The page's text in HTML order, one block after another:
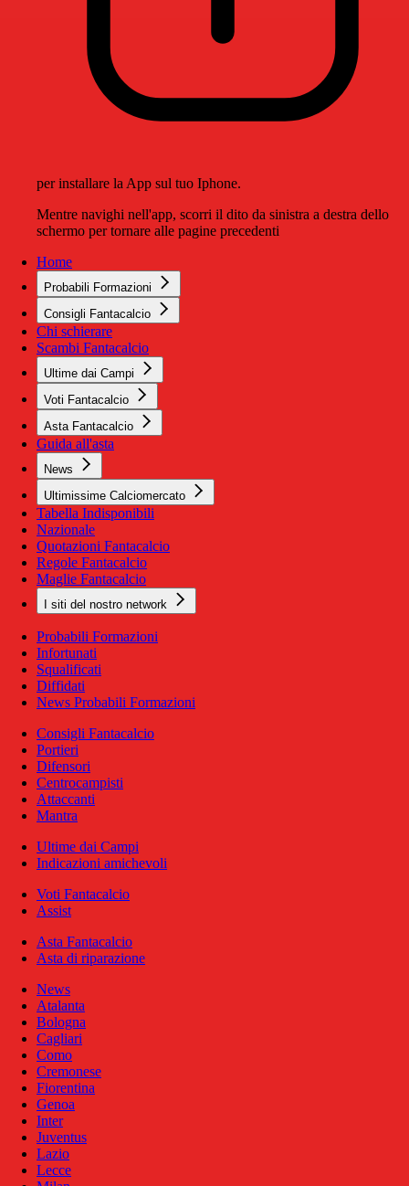
per installare la App sul tuo Iphone.
Mentre navighi nell'app, scorri il dito da sinistra a destra dello
schermo per tornare alle pagine precedenti
Home
Probabili Formazioni
Consigli Fantacalcio
Chi schierare
Scambi Fantacalcio
Ultime dai Campi
Voti Fantacalcio
Asta Fantacalcio
Guida all'asta
News
Ultimissime Calciomercato
Tabella Indisponibili
Nazionale
Quotazioni Fantacalcio
Regole Fantacalcio
Maglie Fantacalcio
I siti del nostro network
Probabili Formazioni
Infortunati
Squalificati
Diffidati
News Probabili Formazioni
Consigli Fantacalcio
Portieri
Difensori
Centrocampisti
Attaccanti
Mantra
Ultime dai Campi
Indicazioni amichevoli
Voti Fantacalcio
Assist
Asta Fantacalcio
Asta di riparazione
News
Atalanta
Bologna
Cagliari
Como
Cremonese
Fiorentina
Genoa
Inter
Juventus
Lazio
Lecce